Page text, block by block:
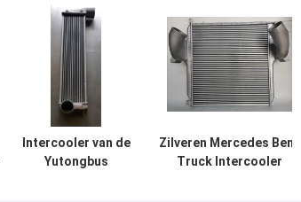
Intercooler van de
Yutongbus
Zilveren Mercedes Benz
Truck Intercooler